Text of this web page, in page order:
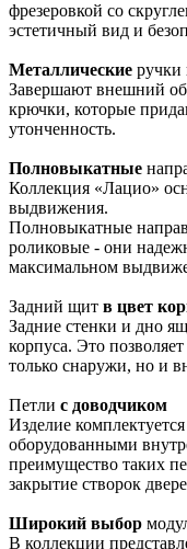
фрезеровкой со
эстетичный вид и
Металлические ручки
Завершают внешний
крючки, которые
утонченность.
Полновыкатные
Коллекция «Лацио»
выдвижения.
Полновыкатные
роликовые - они
максимальном
Задний щит в цвет
Задние стенки и дно
корпуса. Это
только снаружи, но и
Петли с доводчиком
Изделие
оборудованными
преимущество таких
закрытие створок
Широкий выбор
В коллекции